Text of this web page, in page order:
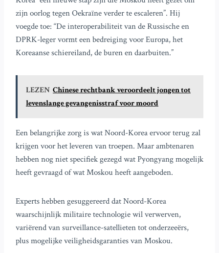
zijn oorlog tegen Oekraïne verder te escaleren”. Hij
voegde toe: “De interoperabiliteit van de Russische en
DPRK-leger vormt een bedreiging voor Europa, het
Koreaanse schiereiland, de buren en daarbuiten.”
LEZEN Chinese rechtbank veroordeelt jongen tot
levenslange gevangenisstraf voor moord
Een belangrijke zorg is wat Noord-Korea ervoor terug zal
krijgen voor het leveren van troepen. Maar ambtenaren
hebben nog niet specifiek gezegd wat Pyongyang mogelijk
heeft gevraagd of wat Moskou heeft aangeboden.
Experts hebben gesuggereerd dat Noord-Korea
waarschijnlijk militaire technologie wil verwerven,
variërend van surveillance-satellieten tot onderzeeërs,
plus mogelijke veiligheidsgaranties van Moskou.